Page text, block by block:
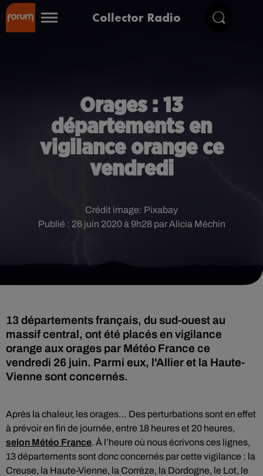
Collector Radio
Orages : 13
départements en
vigilance orange ce
vendredi
Publié : 26 juin 2020 à 9h28 par Alicia Méchin
Crédit image: Pixabay
13 départements français, du sud-ouest au
massif central, ont été placés en vigilance
orange aux orages par Météo France ce
vendredi 26 juin. Parmi eux, l'Allier et la Haute-
Vienne sont concernés.
Après la chaleur, les orages… Des perturbations sont en effet
à prévoir en fin de journée, entre 18 heures et 20 heures,
selon Météo France. À l’heure où nous écrivons ces lignes,
13 départements sont donc concernés par cette vigilance : la
Creuse, la Haute-Vienne, la Corrèze, la Dordogne, le Lot, le